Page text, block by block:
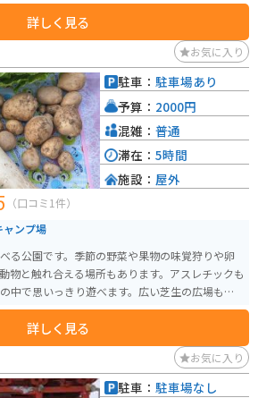
の自然や歴史について学べる資料館もあります。
駅に隣接する駐車場にバイク専用の駐輪スペー
ンディングロードが続くため、バイクでのツー
だし、山の上は気温が低くなるので、防寒対策
は、棚田や渓
しむことができます。また、周辺には、南北朝時
歴史的な史跡も点在しています。
詳しく見る
お気に入り
（口コミ1件）
ャンプ場
る公園です。季節の野菜や果物の味覚狩りや卵
物と触れ合える場所もあります。アスレチックも
中で思いっきり遊べます。広い芝生の広場もあ
めます。
詳しく見る
駐車： 駐車場あり
予算： 2000円
混雑： 普通
滞在： 5時間
施設： 屋外
お気に入り
駐車： 駐車場なし